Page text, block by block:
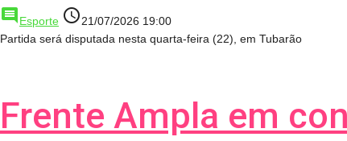
comment Esporte access_time21/07/2026 19:00
Partida será disputada nesta quarta-feira (22), em Tubarão
Frente Ampla em